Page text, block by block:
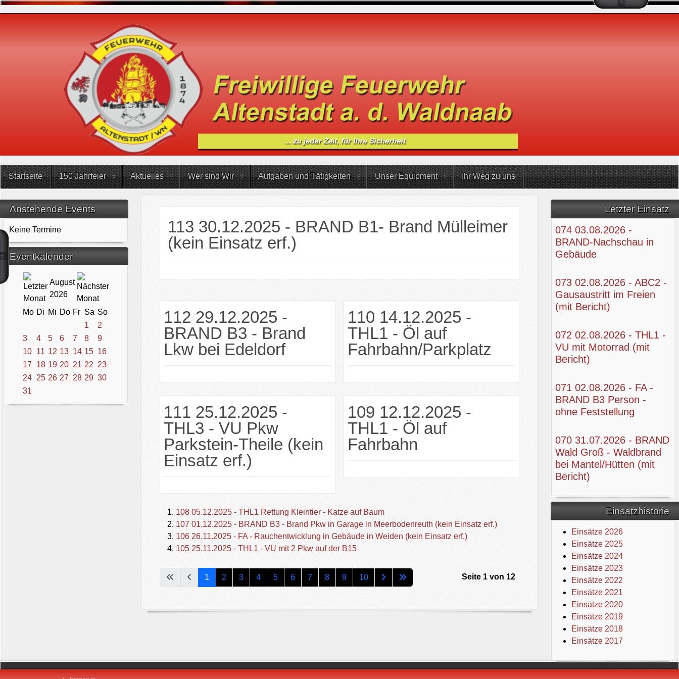
Startseite 150 Jahrfeier Aktuelles Wer sind Wir Aufgaben und Tätigkeiten Unser Equipment Ihr Weg zu uns
Anstehende Events
Keine Termine
Eventkalender
August
2026
Mo Di Mi Do Fr Sa So
1
2
3
4 5 6 7 8
9
10 11 12 13 14 15 16
17
18 19 20 21 22 23
24 25 26 27 28 29 30
31
Letzter Einsatz
074 03.08.2026 -
BRAND-Nachschau in
Gebäude
073 02.08.2026 - ABC2 -
Gausaustritt im Freien
(mit Bericht)
072 02.08.2026 - THL1 -
VU mit Motorrad (mit
Bericht)
071 02.08.2026 - FA -
BRAND B3 Person -
ohne Feststellung
070 31.07.2026 - BRAND
Wald Groß - Waldbrand
bei Mantel/Hütten (mit
Bericht)
Einsatzhistorie
Einsätze 2026
Einsätze 2025
Einsätze 2024
Einsätze 2023
Einsätze 2022
Einsätze 2021
Einsätze 2020
Einsätze 2019
Einsätze 2018
Einsätze 2017
113 30.12.2025 - BRAND B1- Brand Mülleimer
(kein Einsatz erf.)
112 29.12.2025 -
BRAND B3 - Brand
Lkw bei Edeldorf
111 25.12.2025 -
THL3 - VU Pkw
Parkstein-Theile (kein
Einsatz erf.)
110 14.12.2025 -
THL1 - Öl auf
Fahrbahn/Parkplatz
109 12.12.2025 -
THL1 - Öl auf
Fahrbahn
108 05.12.2025 - THL1 Rettung Kleintier - Katze auf Baum
107 01.12.2025 - BRAND B3 - Brand Pkw in Garage in Meerbodenreuth (kein Einsatz erf.)
106 26.11.2025 - FA - Rauchentwicklung in Gebäude in Weiden (kein Einsatz erf.)
105 25.11.2025 - THL1 - VU mit 2 Pkw auf der B15
Seite 1 von 12
1 2 3 4 5 6 7 8 9 10